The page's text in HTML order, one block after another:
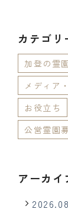
カテゴリ
加登の霊園
メディア
お役立ち
公営霊園
アーカイ
2026.08